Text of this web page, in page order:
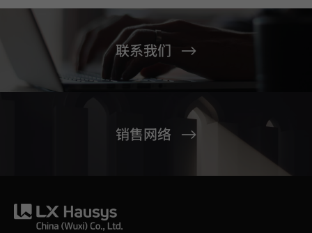
联系我们
销售网络